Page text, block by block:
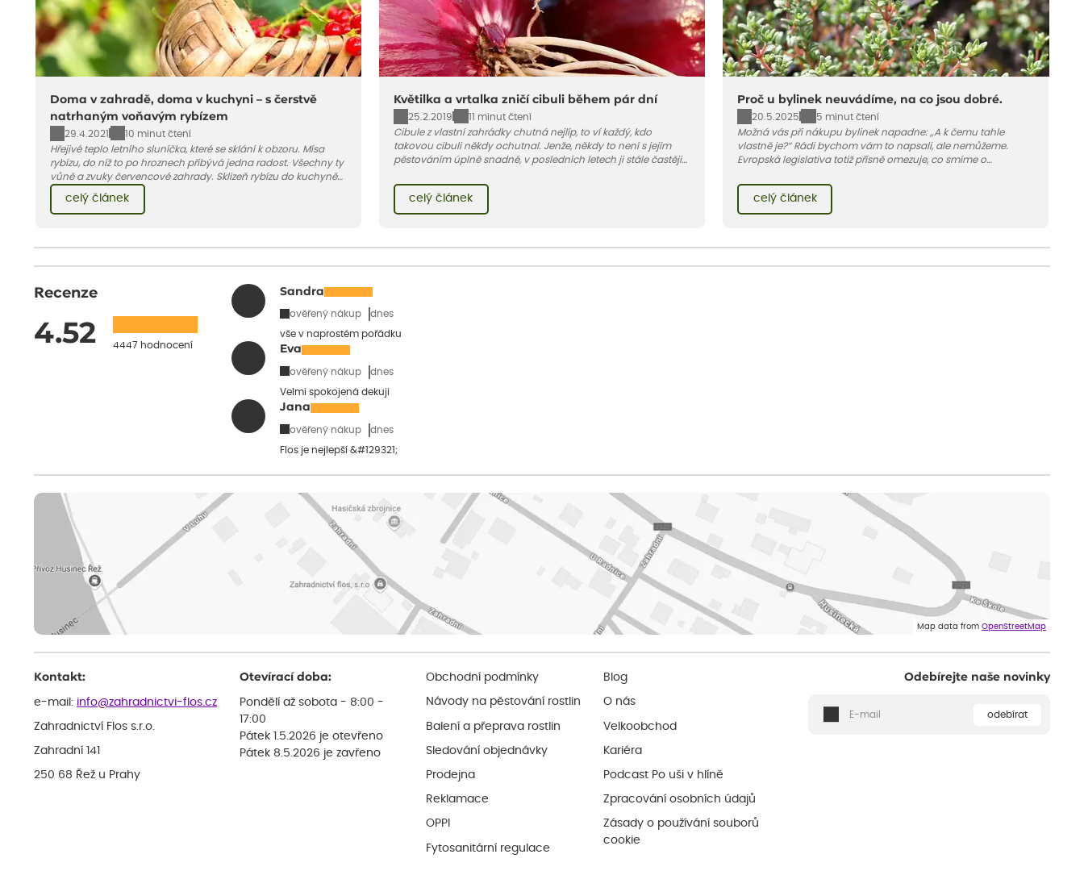
Doma v zahradě, doma v kuchyni – s čerstvě
natrhaným voňavým rybízem
29.4.2021
10 minut čtení
Hřejivé teplo letního sluníčka, které se sklání k obzoru. Mísa
rybízu, do níž to po hroznech přibývá jedna radost. Všechny ty
vůně a zvuky červencové zahrady. Sklizeň rybízu do kuchyně
vnese neuvěřitelný klid a radost. A taky trochu bezstarostnosti
dětství při mlsání babiččina drobenkového koláče s rybízem.
celý článek
Květilka a vrtalka zničí cibuli během pár dní
25.2.2019
11 minut čtení
Cibule z vlastní zahrádky chutná nejlíp, to ví každý, kdo
takovou cibuli někdy ochutnal. Jenže, někdy to není s jejím
pěstováním úplně snadné, v posledních letech ji stále častěji
pórové.
celý článek
Proč u bylinek neuvádíme, na co jsou dobré.
20.5.2025
5 minut čtení
Možná vás při nákupu bylinek napadne: „A k čemu tahle
vlastně je?“ Rádi bychom vám to napsali, ale nemůžeme.
Evropská legislativa totiž přísně omezuje, co smíme o
vysvětlíme proč a kde podobné informace hledat jinde.
celý článek
Recenze
4.52 4447 hodnocení
Sandra
ověřený nákup dnes
vše v naprostém pořádku
Eva
ověřený nákup dnes
Velmi spokojená dekuji
Jana
ověřený nákup dnes
Flos je nejlepší &#129321;
Map data from OpenStreetMap
Kontakt:
e-mail: info@zahradnictvi-flos.cz
Zahradnictví Flos s.r.o.
Zahradní 141
250 68 Řež u Prahy
Otevírací doba:
Pondělí až sobota - 8:00 -
17:00
Pátek 1.5.2026 je otevřeno
Pátek 8.5.2026 je zavřeno
Obchodní podmínky
Návody na pěstování rostlin
Balení a přeprava rostlin
Sledování objednávky
Prodejna
Reklamace
OPPI
Fytosanitární regulace
Blog
O nás
Velkoobchod
Kariéra
Podcast Po uši v hlíně
Zpracování osobních údajů
Zásady o používání souborů
cookie
Odebírejte naše novinky
odebírat